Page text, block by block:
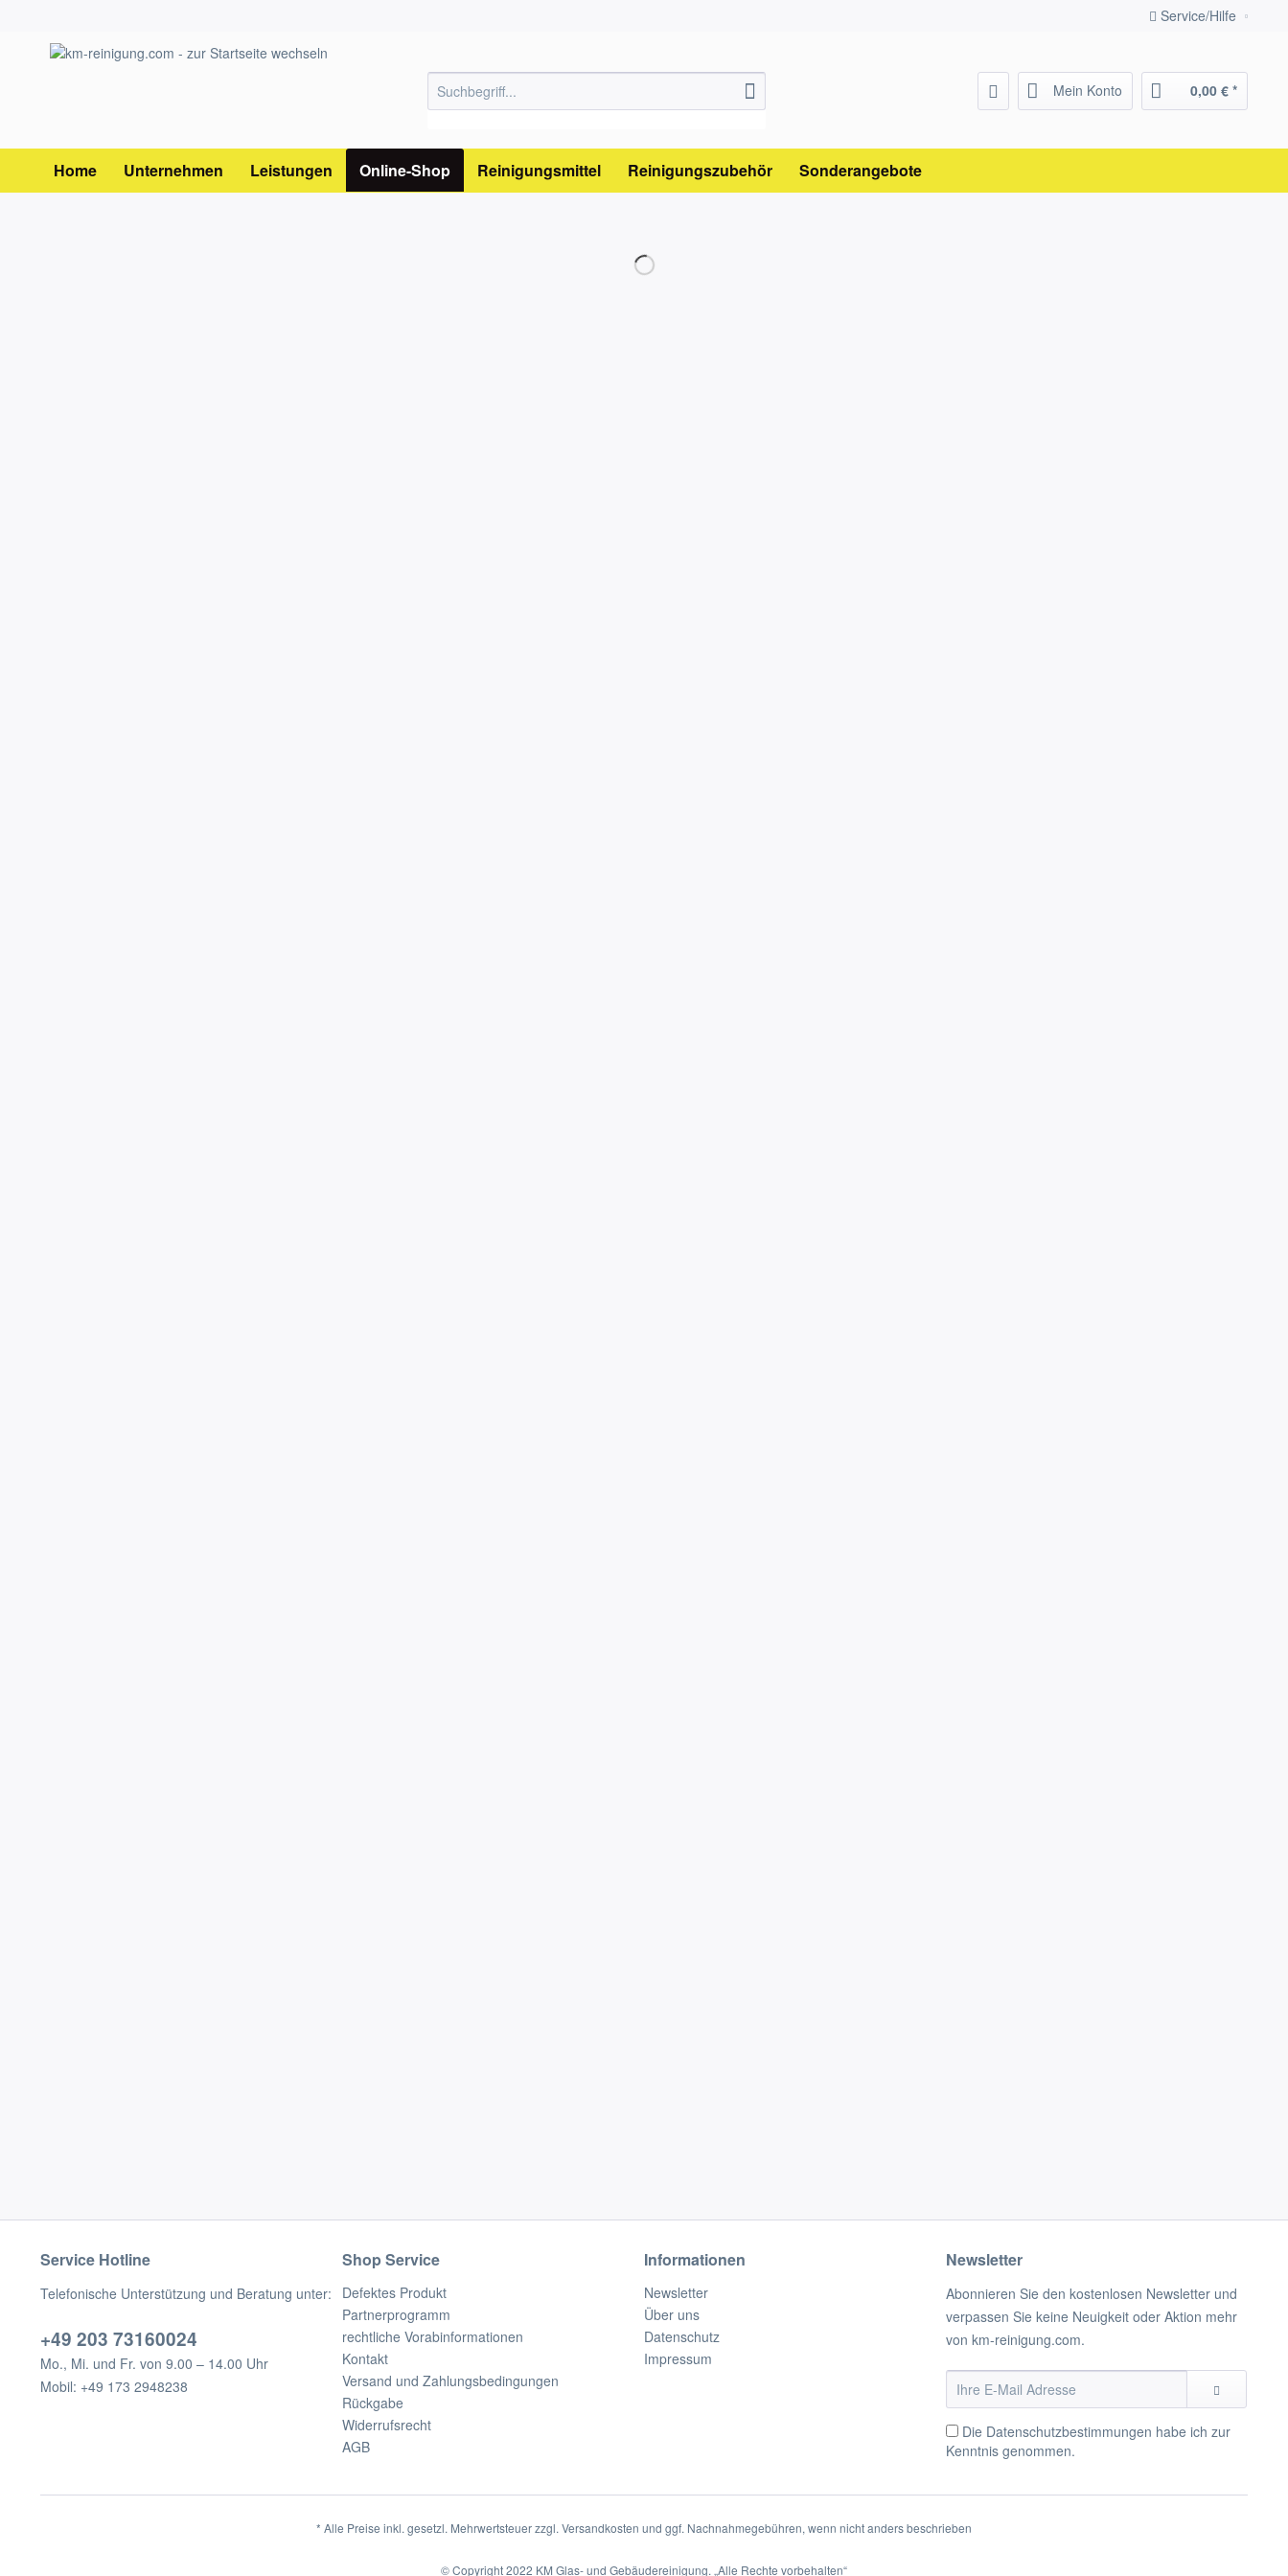
Service/Hilfe
Mein Konto 0,00 € *
Home Unternehmen Leistungen Online-Shop Reinigungsmittel Reinigungszubehör Sonderangebote
Service Hotline
Telefonische Unterstützung und Beratung unter:
+49 203 73160024
Mo., Mi. und Fr. von 9.00 – 14.00 Uhr
Mobil: +49 173 2948238
Shop Service
Defektes Produkt
Partnerprogramm
rechtliche Vorabinformationen
Kontakt
Versand und Zahlungsbedingungen
Rückgabe
Widerrufsrecht
AGB
Informationen
Newsletter
Über uns
Datenschutz
Impressum
Newsletter
Abonnieren Sie den kostenlosen Newsletter und
verpassen Sie keine Neuigkeit oder Aktion mehr
von km-reinigung.com.
Die Datenschutzbestimmungen habe ich zur
Kenntnis genommen.
* Alle Preise inkl. gesetzl. Mehrwertsteuer zzgl. Versandkosten und ggf. Nachnahmegebühren, wenn nicht anders beschrieben
© Copyright 2022 KM Glas- und Gebäudereinigung. „Alle Rechte vorbehalten“